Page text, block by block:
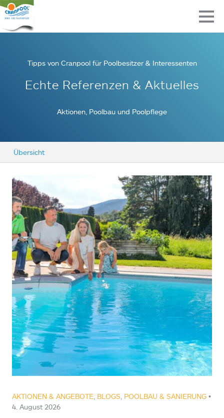
Tipps von Cranpool für Poolbesitzer & Interessenten
Echte Referenzen & Aktuelles
Aktionen, Poolbau und Poolpflege
Übersicht
AKTIONEN & ANGEBOTE BLOGS POOLBAU & SANIERUNG •
4. August 2026